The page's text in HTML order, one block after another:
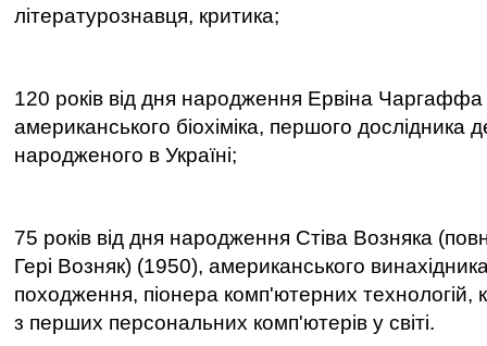
літературознавця, критика;
120 років від дня народження Ервіна
американського біохіміка, першого дослідника
народженого в Україні;
75 років від дня народження Стіва Возняка
Гері Возняк) (1950), американського
походження, піонера комп'ютерних технологій,
з перших персональних комп'ютерів у світі.